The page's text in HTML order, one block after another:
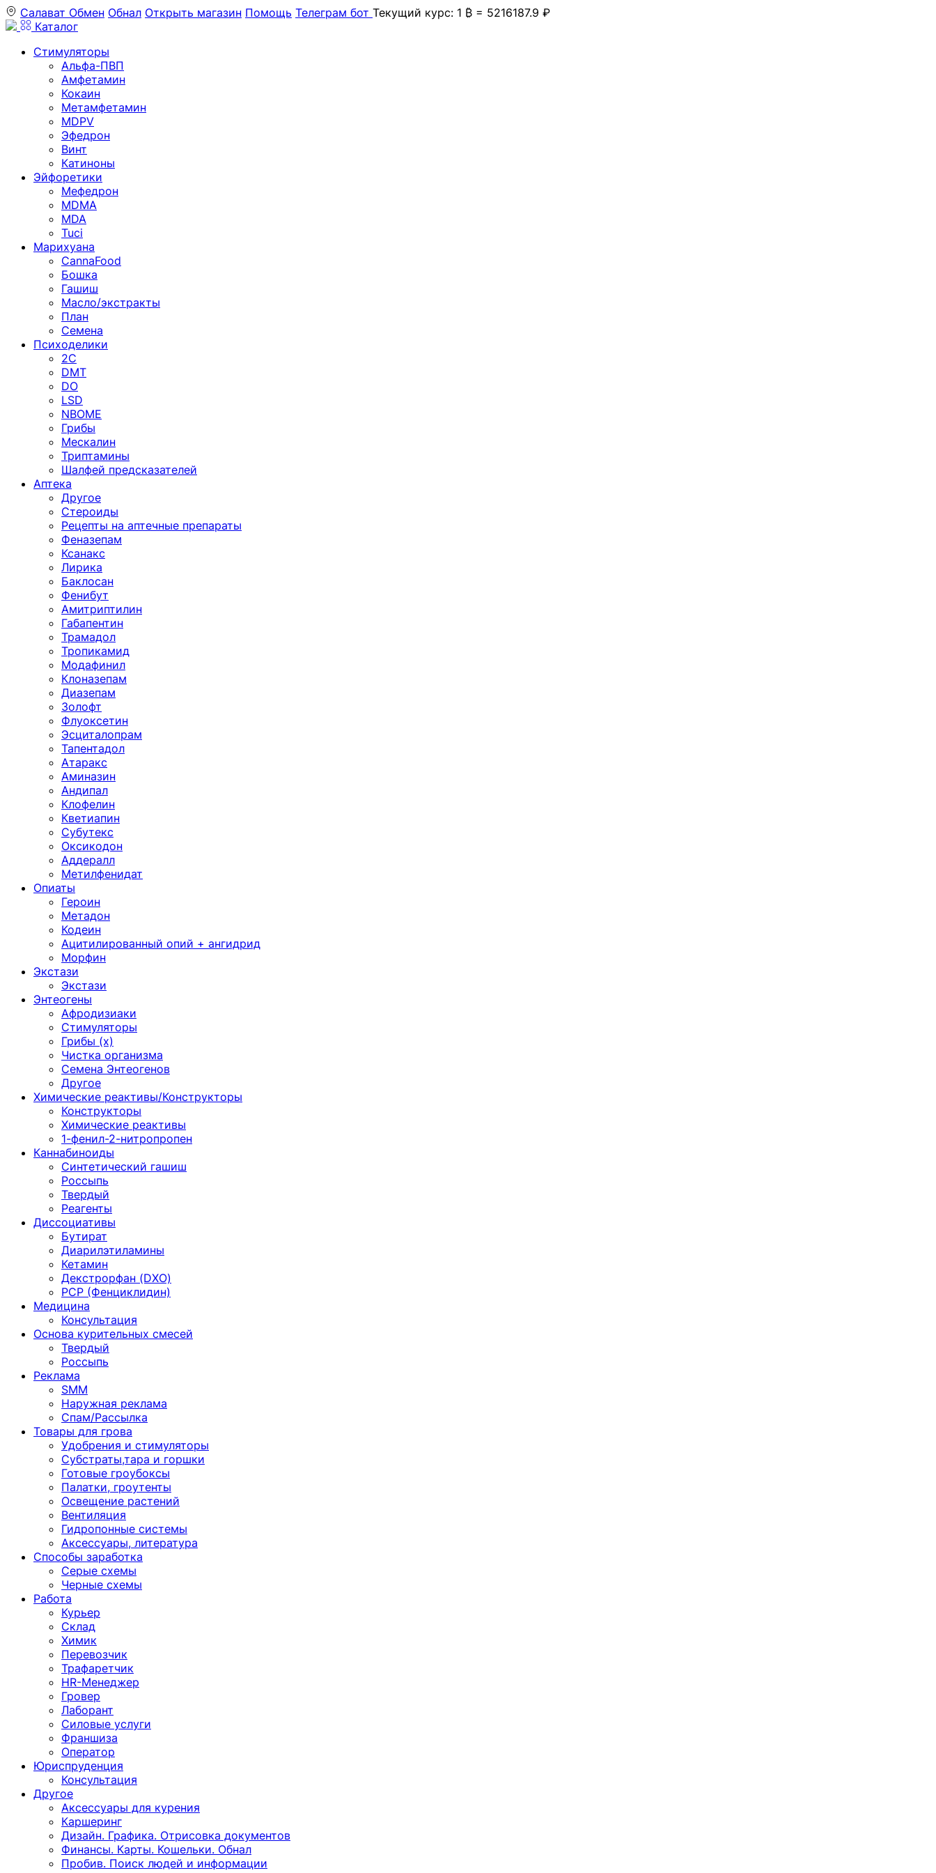
Салават Обмен Обнал Открыть магазин Помощь Телеграм бот Текущий курс: 1 ₿ = 5216187.9 ₽
Каталог
Стимуляторы
Альфа-ПВП
Амфетамин
Кокаин
Метамфетамин
MDPV
Эфедрон
Винт
Катиноны
Эйфоретики
Мефедрон
MDMA
MDA
Tuci
Марихуана
CannaFood
Бошка
Гашиш
Масло/экстракты
План
Семена
Психоделики
2C
DMT
DO
LSD
NBOME
Грибы
Мескалин
Триптамины
Шалфей предсказателей
Аптека
Другое
Стероиды
Рецепты на аптечные препараты
Феназепам
Ксанакс
Лирика
Баклосан
Фенибут
Амитриптилин
Габапентин
Трамадол
Тропикамид
Модафинил
Клоназепам
Диазепам
Золофт
Флуоксетин
Эсциталопрам
Тапентадол
Атаракс
Аминазин
Андипал
Клофелин
Кветиапин
Субутекс
Оксикодон
Аддералл
Метилфенидат
Опиаты
Героин
Метадон
Кодеин
Ацитилированный опий + ангидрид
Морфин
Экстази
Экстази
Энтеогены
Афродизиаки
Стимуляторы
Грибы (х)
Чистка организма
Семена Энтеогенов
Другое
Химические реактивы/Конструкторы
Конструкторы
Химические реактивы
1-фенил-2-нитропропен
Каннабиноиды
Синтетический гашиш
Россыпь
Твердый
Реагенты
Диссоциативы
Бутират
Диарилэтиламины
Кетамин
Декстрорфан (DXO)
PCP (Фенциклидин)
Медицина
Консультация
Основа курительных смесей
Твердый
Россыпь
Реклама
SMM
Наружная реклама
Спам/Рассылка
Товары для грова
Удобрения и стимуляторы
Субстраты,тара и горшки
Готовые гроубоксы
Палатки, гроутенты
Освещение растений
Вентиляция
Гидропонные системы
Аксессуары, литература
Способы заработка
Серые схемы
Черные схемы
Работа
Курьер
Склад
Химик
Перевозчик
Трафаретчик
HR-Менеджер
Гровер
Лаборант
Силовые услуги
Франшиза
Оператор
Юриспруденция
Консультация
Другoе
Аксессуары для курения
Каршеринг
Дизайн. Графика. Отрисовка документов
Финансы. Карты. Кошельки. Обнал
Пробив. Поиск людей и информации